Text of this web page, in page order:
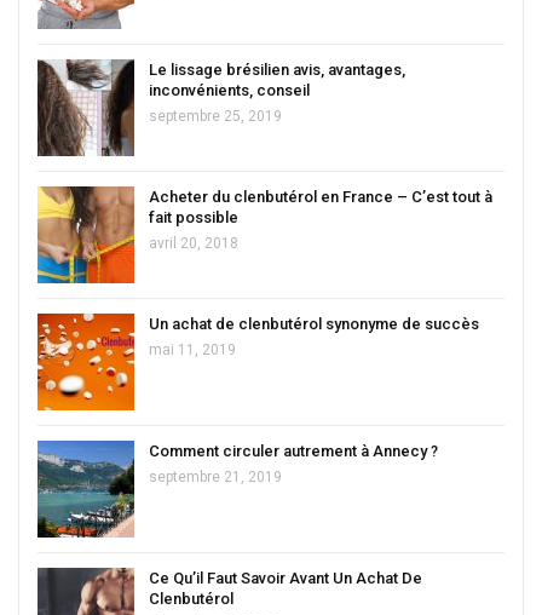
Le lissage brésilien avis, avantages,
inconvénients, conseil
septembre 25, 2019
Acheter du clenbutérol en France – C’est tout à
fait possible
avril 20, 2018
Un achat de clenbutérol synonyme de succès
mai 11, 2019
Comment circuler autrement à Annecy ?
septembre 21, 2019
Ce Qu’il Faut Savoir Avant Un Achat De
Clenbutérol